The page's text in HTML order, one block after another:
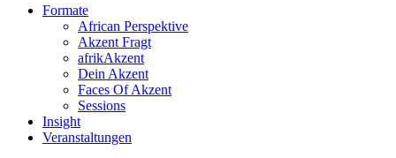
Formate
African Perspektive
Akzent Fragt
afrikAkzent
Dein Akzent
Faces Of Akzent
Sessions
Insight
Veranstaltungen